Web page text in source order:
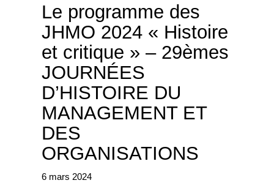
h
e
r
c
h
e
r
Le programme des
JHMO 2024 « Histoire
et critique » – 29èmes
JOURNÉES
D’HISTOIRE DU
MANAGEMENT ET
DES
ORGANISATIONS
6 mars 2024